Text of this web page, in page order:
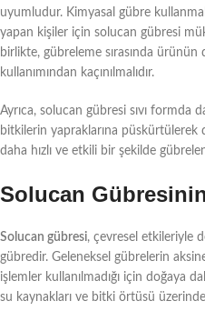
uyumludur. Kimyasal gübre
yapan kişiler için solucan gübresi
birlikte, gübreleme sırasında ürünün
kullanımından kaçınılmalıdır.
Ayrıca, solucan gübresi sıvı formda
bitkilerin yapraklarına püskürtülerek
daha hızlı ve etkili bir şekilde
Solucan
Solucan gübresi, çevresel etkileriyle
gübredir. Geleneksel gübrelerin
işlemler kullanılmadığı için doğaya
su kaynakları ve bitki örtüsü